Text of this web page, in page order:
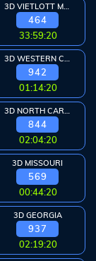
3D VIETLOTT MAX
464
33:59:20
942
01:14:20
844
02:04:20
3D MISSOURI
569
00:44:20
3D GEORGIA
937
02:19:20